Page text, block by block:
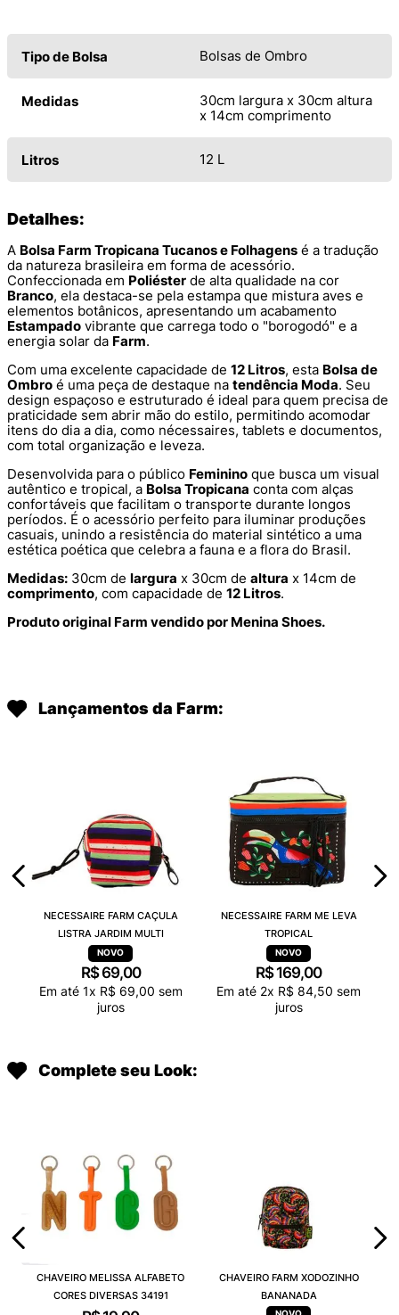
Tipo de Bolsa Bolsas de Ombro
Medidas
30cm largura x 30cm altura
x 14cm comprimento
Litros 12 L
Detalhes:
A Bolsa Farm Tropicana Tucanos e Folhagens é a tradução
da natureza brasileira em forma de acessório.
Confeccionada em Poliéster de alta qualidade na cor
Branco, ela destaca-se pela estampa que mistura aves e
elementos botânicos, apresentando um acabamento
Estampado vibrante que carrega todo o "borogodó" e a
energia solar da Farm.
Com uma excelente capacidade de 12 Litros, esta Bolsa de
Ombro é uma peça de destaque na tendência Moda. Seu
design espaçoso e estruturado é ideal para quem precisa de
praticidade sem abrir mão do estilo, permitindo acomodar
itens do dia a dia, como nécessaires, tablets e documentos,
com total organização e leveza.
Desenvolvida para o público Feminino que busca um visual
autêntico e tropical, a Bolsa Tropicana conta com alças
confortáveis que facilitam o transporte durante longos
períodos. É o acessório perfeito para iluminar produções
casuais, unindo a resistência do material sintético a uma
estética poética que celebra a fauna e a flora do Brasil.
Medidas: 30cm de largura x 30cm de altura x 14cm de
comprimento, com capacidade de 12 Litros.
Produto original Farm vendido por Menina Shoes.
Lançamentos da Farm:
NECESSAIRE FARM CAÇULA
LISTRA JARDIM MULTI
R$ 69,00
Em até 1x R$ 69,00 sem
juros
NECESSAIRE FARM ME LEVA
TROPICAL
R$ 169,00
Em até 2x R$ 84,50 sem
juros
Complete seu Look:
CHAVEIRO MELISSA ALFABETO
CORES DIVERSAS 34191
CHAVEIRO FARM XODOZINHO
BANANADA